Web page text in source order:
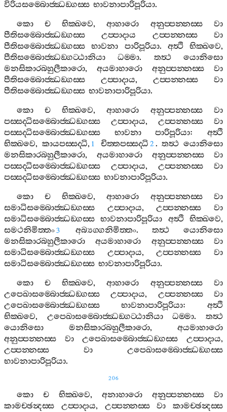
විරියසම‍්බොජ‍්ඣඞ‍්ගස‍්ස භාවනාපාරිපූරියා.
කො
ච භික‍්ඛවෙ,ආහාරො අනුප‍්පන‍්නස‍්ස
වා
පීතිසම‍්බොජ‍්ඣඞ‍්ගස‍්ස
උප‍්පාදාය උප‍්පන‍්නස‍්ස
වා
පීතිසම‍්බොජ‍්ඣඞ‍්ගස‍්ස
භාවනා පාරිපූරියා. අත්‍ථි භික‍්ඛවෙ,
පීතිසම‍්බොජ‍්ඣඞ‍්ගට‍්ඨානියා
ධම‍්මා. තත්‍ථ
යොනිසො
මනසිකාරබහුලීකාරො, අයමාහාරො අනුප‍්පන‍්නස‍්ස
වා
පීතිසම‍්බොජ‍්ඣඞ‍්ගස‍්ස
උප‍්පාදාය, උප‍්පන‍්නස‍්ස
වා
පීතිසම‍්බොජ‍්ඣඞ‍්ගස‍්ස භාවනාපාරිපූරියා.
කො
ච භික‍්ඛවෙ,ආහාරො අනුප‍්පන‍්නස‍්ස
වා
පස‍්සද‍්ධිසම‍්බොජ‍්ඣඞ‍්ගස‍්ස
උප‍්පාදාය, උප‍්පන‍්නස‍්ස
වා
පස‍්සද‍්ධිසම‍්බොජ‍්ඣඞ‍්ගස‍්ස
භාවනා පාරිපූරියා:අත්‍ථි
භික‍්ඛවෙ, කායපස‍්සද‍්ධි, 1 චිත‍්තපස‍්සද‍්ධි 2 .තත්‍ථ යොනිසො
මනසිකාරබහුලීකාරො, අයමාහාරො අනුප‍්පන‍්නස‍්ස
වා
පස‍්සද‍්ධිසම‍්බොජ‍්ඣඞ‍්ගස‍්ස
උප‍්පාදාය, උප‍්පන‍්නස‍්ස
වා
පස‍්සද‍්ධිසම‍්බොජ‍්ඣඞ‍්ගස‍්ස භාවනාපාරිපූරියා.
කො
ච භික‍්ඛවෙ,ආහාරො අනුප‍්පන‍්නස‍්ස
වා
සමාධිසම‍්බොජ‍්ඣඞ‍්ගස‍්ස
උප‍්පාදාය,උප‍්පන‍්නස‍්ස
වා
සමාධිසම‍්බොජ‍්ඣඞ‍්ගස‍්ස භාවනාපාරිපූරියා අත්‍ථි භික‍්ඛවෙ,
සමථනිමිත‍්තං3 අබ්‍යග‍්ගනිමිත‍්තං.තත්‍ථ
යොනිසො
මනසිකාරබහුලීකාරො
අයමාහාරො අනුප‍්පන‍්නස‍්ස
වා
සමාධිසම‍්බොජ‍්ඣඞ‍්ගස‍්ස
උප‍්පාදාය,උප‍්පන‍්නස‍්ස
වා
සමාධිසම‍්බොජ‍්ඣඞ‍්ගස‍්ස භාවනාපාරිපූරියා.
කො
ච භික‍්ඛවෙ,ආහාරො අනුප‍්පන‍්නස‍්ස
වා
උපෙඛාසම‍්බොජ‍්ඣඞ‍්ගස‍්ස
උප‍්පාදාය, උප‍්පන‍්නස‍්ස
වා
උපෙඛාසම‍්බොජ‍්ඣඞ‍්ගස‍්ස
භාවනාපාරිපූරියා: අත්‍ථි
භික‍්ඛවෙ, උපෙඛාසම‍්බොජ‍්ඣඞ‍්ගට‍්ඨානියා ධම‍්මා.තත්‍ථ
යොනිසො
මනසිකාරබහුලීකාරො, අයමාහාරො
අනුප‍්පන‍්නස‍්ස
වා උපෙඛාසම‍්බොජ‍්ඣඞ‍්ගස‍්ස උප‍්පාදාය,
උප‍්පන‍්නස‍්ස
වා
උපෙඛාසම‍්බොජ‍්ඣඞ‍්ගස‍්ස
භාවනාපාරිපූරියා.
206
කො ච භික‍්ඛවෙ, අනාහාරො අනුප‍්පන‍්නස‍්ස
වා
කාමච‍්ඡන්‍දස‍්ස
උප‍්පාදාය, උප‍්පන‍්නස‍්ස වා
කාමච‍්ඡන්‍දස‍්ස